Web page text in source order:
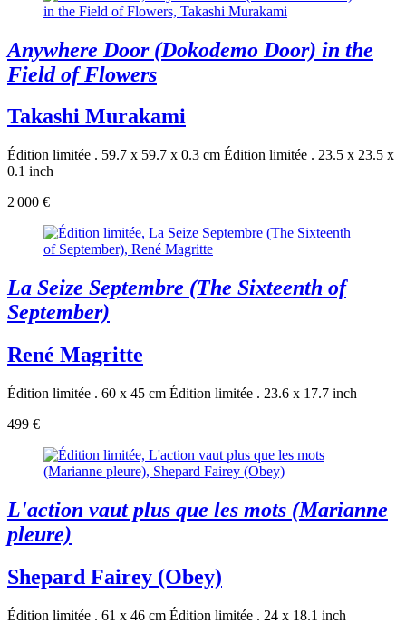
Anywhere Door (Dokodemo Door) in the
Field of Flowers
Takashi Murakami
Édition limitée . 59.7 x 59.7 x 0.3 cm Édition limitée . 23.5 x 23.5 x
0.1 inch
2 000 €
La Seize Septembre (The Sixteenth of
September)
René Magritte
Édition limitée . 60 x 45 cm Édition limitée . 23.6 x 17.7 inch
499 €
L'action vaut plus que les mots (Marianne
pleure)
Shepard Fairey (Obey)
Édition limitée . 61 x 46 cm Édition limitée . 24 x 18.1 inch